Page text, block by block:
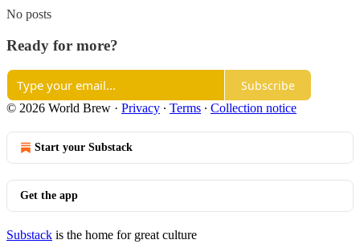
No posts
Ready for more?
Subscribe
© 2026 World Brew · Privacy ∙ Terms ∙ Collection notice
Start your Substack
Get the app
Substack is the home for great culture